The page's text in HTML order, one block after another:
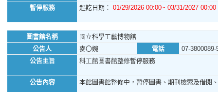
暫停服務 起訖日期： 01/29/2026 00:00~ 03/31/2027 00:00
圖書館名稱
國立科學工藝博物館
公告人
麥〇婉 電話
07-3800089-
公告主旨
科工館圖書館整修暫停服務
公告內容 本館圖書館整修中，暫停圖書、期刊檢索及借閱